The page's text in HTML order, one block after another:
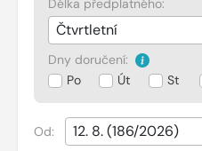
Dny doručení:
Po
Út St
Od: